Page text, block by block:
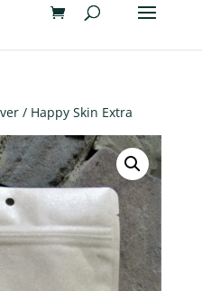
/ Happy Skin Extra